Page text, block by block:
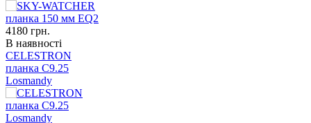
4180 грн.
В наявності
CELESTRON
планка C9.25
Losmandy